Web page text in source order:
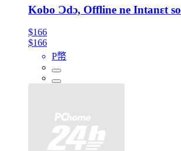
Kobo Ɔdɔ, Offline ne Intanɛt so
$166
$166
P幣